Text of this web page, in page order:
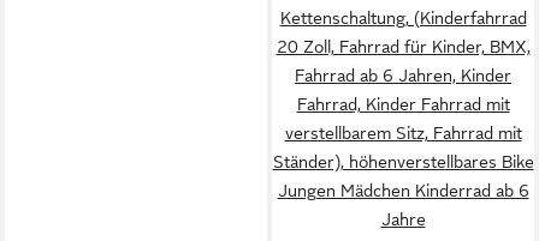
Kettenschaltung, (Kinderfahrrad
20 Zoll, Fahrrad für Kinder, BMX,
Fahrrad ab 6 Jahren, Kinder
Fahrrad, Kinder Fahrrad mit
verstellbarem Sitz, Fahrrad mit
Ständer), höhenverstellbares Bike
Jungen Mädchen Kinderrad ab 6
Jahre